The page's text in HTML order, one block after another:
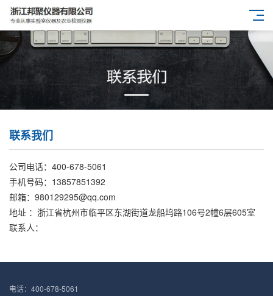
联系我们
公司电话：400-678-5061
手机号码：13857851392
邮箱：980129295@qq.com
地址 ：浙江省杭州市临平区东湖街道龙船坞路106号2幢6层605室
联系人：
电话：400-678-5061